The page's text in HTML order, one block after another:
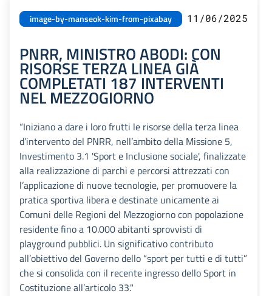
image-by-manseok-kim-from-pixabay 11/06/2025
PNRR, MINISTRO ABODI: CON
RISORSE TERZA LINEA GIÀ
COMPLETATI 187 INTERVENTI
NEL MEZZOGIORNO
“Iniziano a dare i loro frutti le risorse della terza linea
d’intervento del PNRR, nell’ambito della Missione 5,
Investimento 3.1 'Sport e Inclusione sociale', finalizzate
alla realizzazione di parchi e percorsi attrezzati con
l’applicazione di nuove tecnologie, per promuovere la
pratica sportiva libera e destinate unicamente ai
Comuni delle Regioni del Mezzogiorno con popolazione
residente fino a 10.000 abitanti sprovvisti di
playground pubblici. Un significativo contributo
all’obiettivo del Governo dello “sport per tutti e di tutti”
che si consolida con il recente ingresso dello Sport in
Costituzione all’articolo 33."